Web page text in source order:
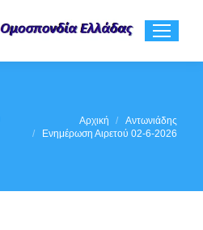
Αρχική
Αντωνιάδης
Ενημέρωση Αιρετού 02-6-2026